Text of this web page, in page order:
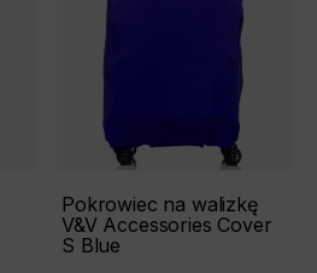
Pokrowiec na walizkę
V&V Accessories Cover
S Blue